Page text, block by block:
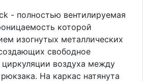
- полностью вентилируемая
которой
изогнутых металлических
свободное
циркуляции воздуха между
На каркас натянута